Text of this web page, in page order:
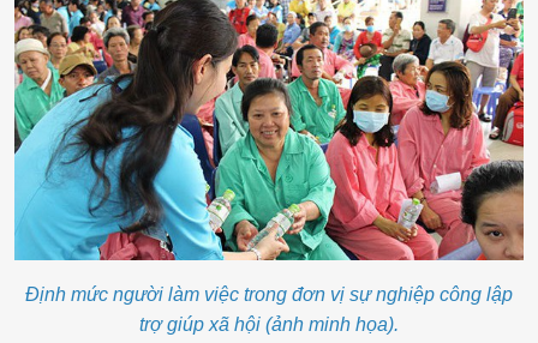
Định mức người làm việc trong đơn vị sự nghiệp công lập
trợ giúp xã hội (ảnh minh họa).